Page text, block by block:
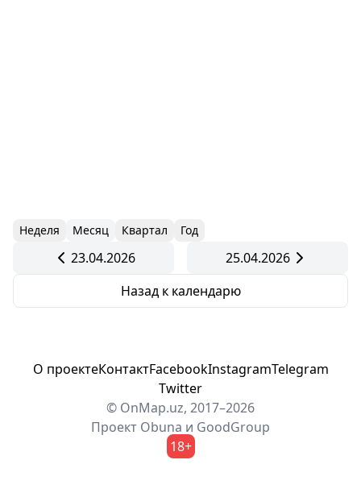
Неделя Месяц Квартал Год
23.04.2026
25.04.2026
Назад к календарю
О проектеКонтактFacebookInstagramTelegram
Twitter
© OnMap.uz, 2017–2026
Проект Obuna и GoodGroup
18+